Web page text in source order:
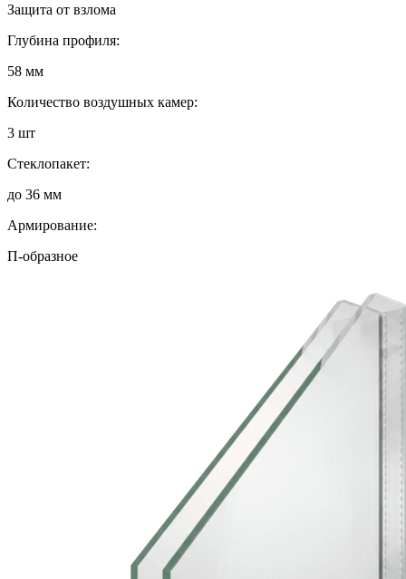
Защита от взлома
Глубина профиля:
58 мм
Количество воздушных камер:
3 шт
Стеклопакет:
до 36 мм
Армирование:
П-образное